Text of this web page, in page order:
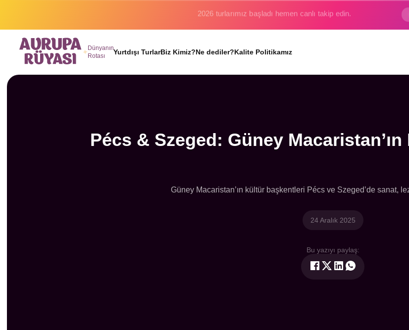
Binlerce gezginin hayali gerçek oluyor.
Dünyanın
Rotası
Yurtdışı TurlarBiz Kimiz?Ne dediler?Kalite Politikamız
Pécs & Szeged: Güney
Güney Macaristan’ın kültür başkentleri Pécs ve Szeged’de sanat,
24 Aralık 2025
Bu yazıyı paylaş: